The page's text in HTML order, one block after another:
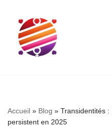
Aller
contenu
Accueil » Blog » Transidentités :
persistent en 2025